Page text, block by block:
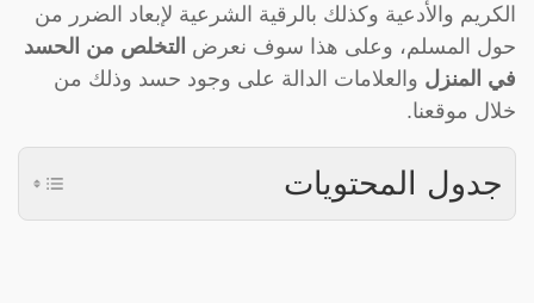
الكريم والأدعية وكذلك بالرقية الشرعية لإبعاد الضرر من
حول المسلم، وعلى هذا سوف نعرض التخلص من الحسد
في المنزل والعلامات الدالة على وجود حسد وذلك من
خلال موقعنا.
جدول المحتويات